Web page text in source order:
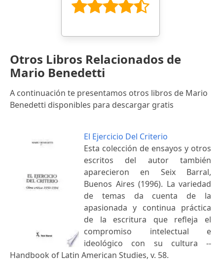
Otros Libros Relacionados de
Mario Benedetti
A continuación te presentamos otros libros de Mario
Benedetti disponibles para descargar gratis
El Ejercicio Del Criterio
Esta colección de ensayos y otros
escritos del autor también
aparecieron en Seix Barral,
Buenos Aires (1996). La variedad
de temas da cuenta de la
apasionada y continua práctica
de la escritura que refleja el
compromiso intelectual e
ideológico con su cultura --
Handbook of Latin American Studies, v. 58.